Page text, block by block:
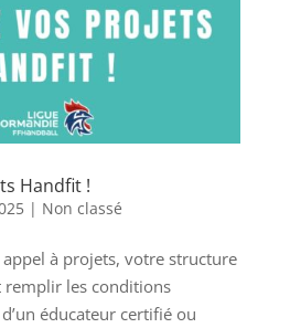
Handfit !
| Non classé
à projets, votre structure
les conditions
éducateur certifié ou